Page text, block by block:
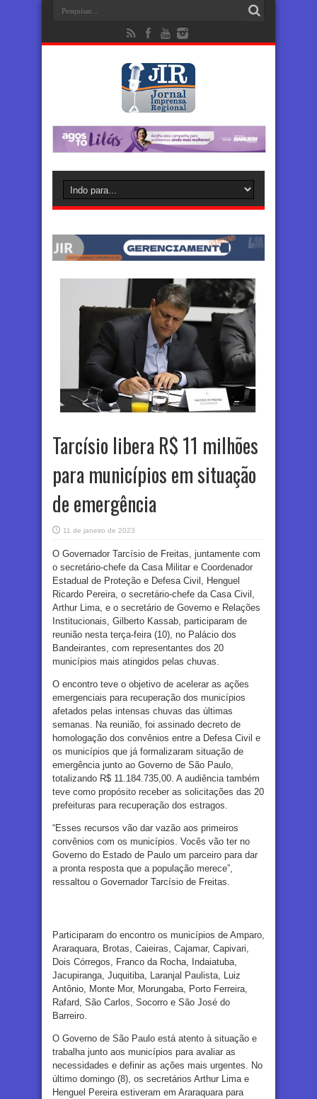
Tarcísio libera R$ 11 milhões
para municípios em situação
de emergência
11 de janeiro de 2023
O Governador Tarcísio de Freitas, juntamente com
o secretário-chefe da Casa Militar e Coordenador
Estadual de Proteção e Defesa Civil, Henguel
Ricardo Pereira, o secretário-chefe da Casa Civil,
Arthur Lima, e o secretário de Governo e Relações
Institucionais, Gilberto Kassab, participaram de
reunião nesta terça-feira (10), no Palácio dos
Bandeirantes, com representantes dos 20
municípios mais atingidos pelas chuvas.
O encontro teve o objetivo de acelerar as ações
emergenciais para recuperação dos municípios
afetados pelas intensas chuvas das últimas
semanas. Na reunião, foi assinado decreto de
homologação dos convênios entre a Defesa Civil e
os municípios que já formalizaram situação de
emergência junto ao Governo de São Paulo,
totalizando R$ 11.184.735,00. A audiência também
teve como propósito receber as solicitações das 20
prefeituras para recuperação dos estragos.
“Esses recursos vão dar vazão aos primeiros
convênios com os municípios. Vocês vão ter no
Governo do Estado de Paulo um parceiro para dar
a pronta resposta que a população merece”,
ressaltou o Governador Tarcísio de Freitas.
Participaram do encontro os municípios de Amparo,
Araraquara, Brotas, Caieiras, Cajamar, Capivari,
Dois Córregos, Franco da Rocha, Indaiatuba,
Jacupiranga, Juquitiba, Laranjal Paulista, Luiz
Antônio, Monte Mor, Morungaba, Porto Ferreira,
Rafard, São Carlos, Socorro e São José do
Barreiro.
O Governo de São Paulo está atento à situação e
trabalha junto aos municípios para avaliar as
necessidades e definir as ações mais urgentes. No
último domingo (8), os secretários Arthur Lima e
Henguel Pereira estiveram em Araraquara para